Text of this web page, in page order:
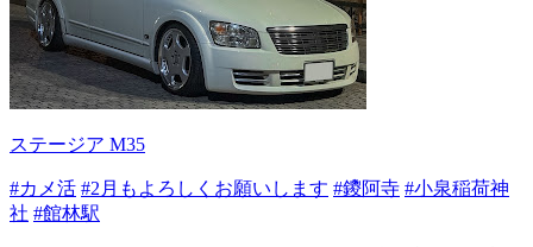
ステージア M35
#カメ活 #2月もよろしくお願いします #鑁阿寺 #小泉稲荷神
社 #館林駅